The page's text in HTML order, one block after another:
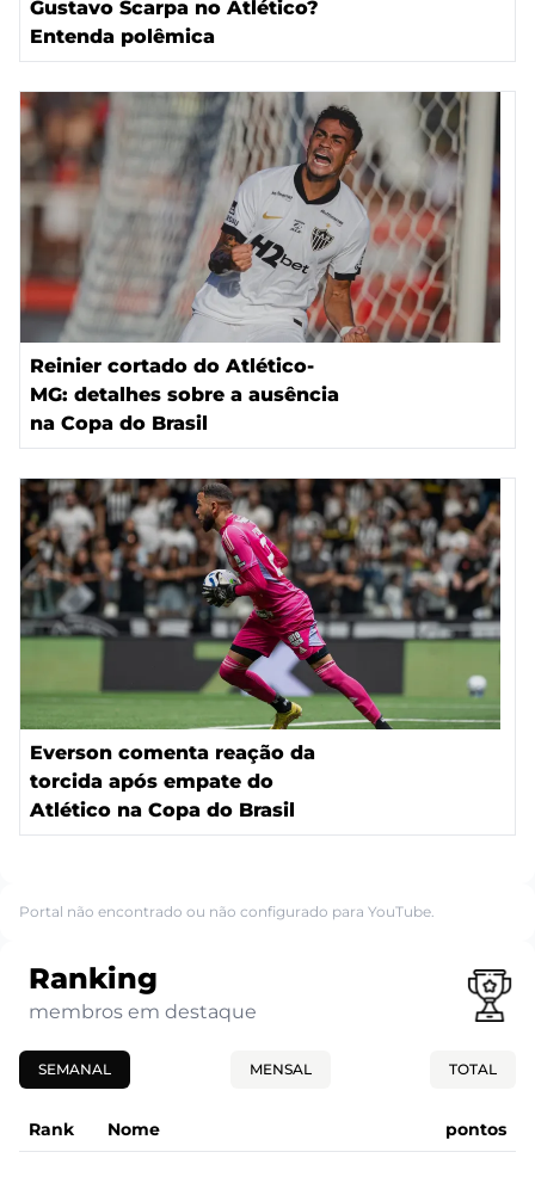
Gustavo Scarpa no Atlético?
Entenda polêmica
Reinier cortado do Atlético-
MG: detalhes sobre a ausência
na Copa do Brasil
Everson comenta reação da
torcida após empate do
Atlético na Copa do Brasil
Portal não encontrado ou não configurado para YouTube.
Ranking
membros em destaque
SEMANAL MENSAL TOTAL
Rank Nome pontos